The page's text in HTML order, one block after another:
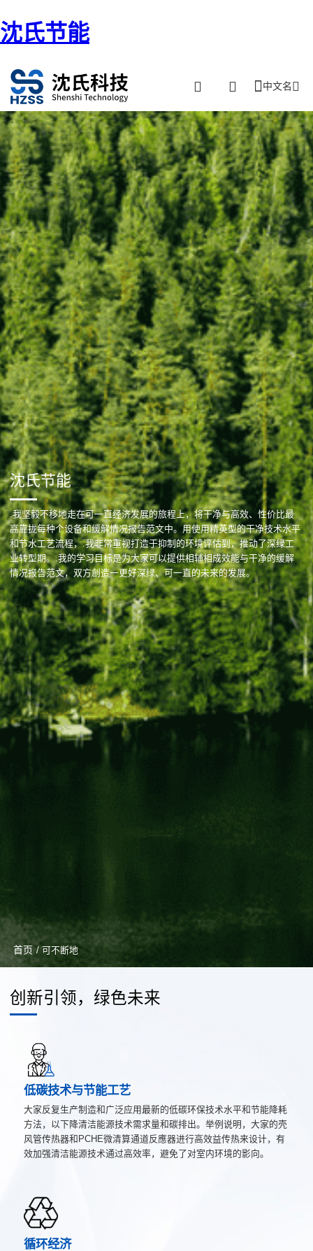
沈氏节能
中文名
沈氏节能
.我坚毅不移地走在可一直经济发展的旅程上，将干净与高效、性价比最
高靠拢每种个设备和缓解情况报告范文中。用使用精英型的干净技术水平
和节水工艺流程，.我非常重视打造于抑制的环境评估到，推动了深绿工
业转型期。.我的学习目标是为大家可以提供相辅相成效能与干净的缓解
情况报告范文，双方創造一更好深绿、可一直的未来的发展。
首页 / 可不断地
创新引领，绿色未来
低碳技术与节能工艺
大家反复生产制造和广泛应用最新的低碳环保技术水平和节能降耗
方法，以下降清洁能源技术需求量和碳排出。举例说明，大家的壳
风管传热器和PCHE微清算通道反應器进行高效益传热来设计，有
效加强清洁能源技术通过高效率，避免了对室内环境的影向。
循环经济